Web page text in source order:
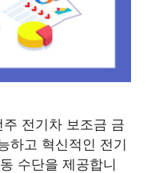
전기차 보조금 금
하고 혁신적인 전기
수단을 제공합니